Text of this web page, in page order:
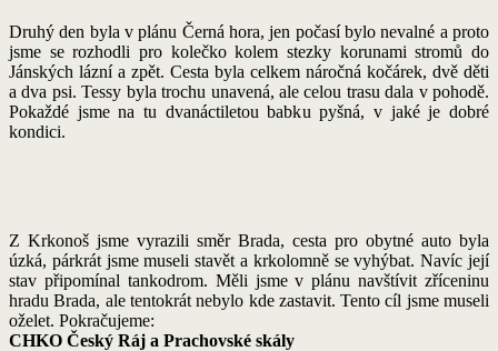
Druhý den byla v plánu Černá hora, jen počasí bylo nevalné a proto
jsme se rozhodli pro kolečko kolem stezky korunami stromů do
Jánských lázní a zpět. Cesta byla celkem náročná kočárek, dvě děti
a dva psi. Tessy byla trochu unavená, ale celou trasu dala v pohodě.
Pokaždé jsme na tu dvanáctiletou babku pyšná, v jaké je dobré
kondici.
Z Krkonoš jsme vyrazili směr Brada, cesta pro obytné auto byla
úzká, párkrát jsme museli stavět a krkolomně se vyhýbat. Navíc její
stav připomínal tankodrom. Měli jsme v plánu navštívit zříceninu
hradu Brada, ale tentokrát nebylo kde zastavit. Tento cíl jsme museli
oželet. Pokračujeme:
CHKO Český Ráj a Prachovské skály